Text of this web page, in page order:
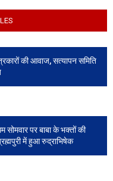
की आवाज, सत्यापन समिति
सोमवार पर बाबा के भक्तों की
में हुआ रुद्राभिषेक